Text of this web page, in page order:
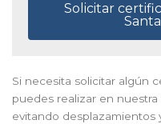
Solicitar
Si necesita solicitar algún
puedes realizar en
evitando desplazamientos